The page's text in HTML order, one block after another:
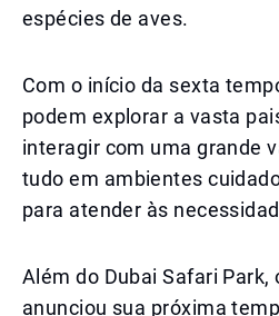
espécies de aves.
Com o início da sexta
podem explorar a vasta
interagir com uma grande
tudo em ambientes
para atender às
Além do Dubai Safari
anunciou sua próxima